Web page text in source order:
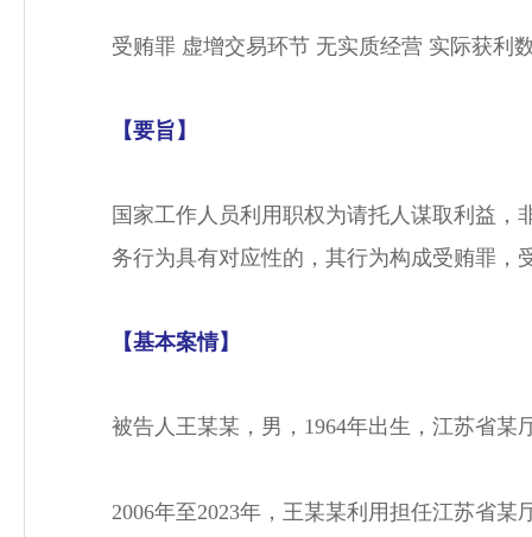
受贿罪 虚增交易环节 无实质经营 实际获利
【要旨】
国家工作人员利用职权为请托人谋取利益
务行为具有对应性的，其行为构成受贿罪，
【基本案情】
被告人王某某，男，1964年出生，江苏省某
2006年至2023年，王某某利用担任江苏省